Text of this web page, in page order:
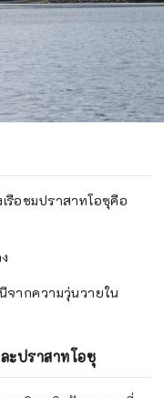
ณสามารถสัมผัส
ยดอ่อน เช่น พื้นผิว
บที่หรูหราของเซรา
วัดเอฮิเมะ และ
ไหมจากโอซุ
รือชมปราสาทโอซุคือ
จากความวุ่นวายใน
ะปราสาทโอซุ